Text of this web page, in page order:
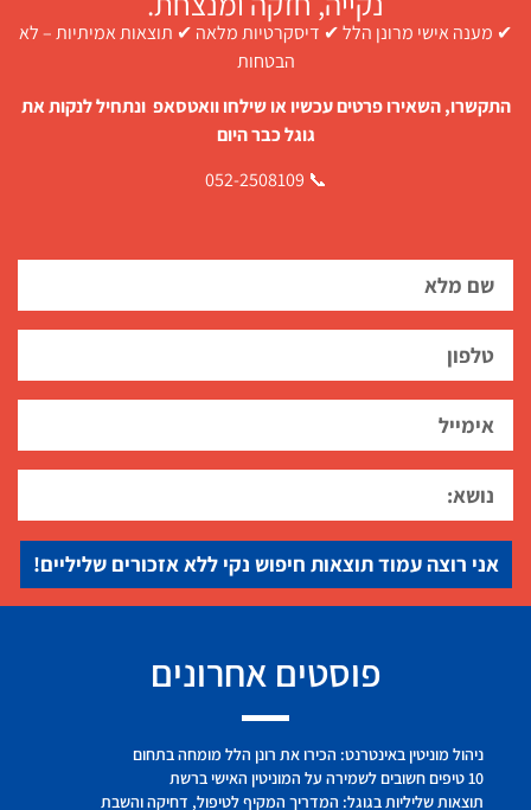
✔ מענה אישי מרונן הלל ✔ דיסקרטיות מלאה ✔ תוצאות אמיתיות – לא
הבטחות
התקשרו, השאירו פרטים עכשיו או שילחו וואטסאפ ונתחיל לנקות את
גוגל כבר היום
📞 052-2508109
אני רוצה עמוד תוצאות חיפוש נקי ללא אזכורים שליליים!
פוסטים אחרונים
ניהול מוניטין באינטרנט: הכירו את רונן הלל מומחה בתחום
10 טיפים חשובים לשמירה על המוניטין האישי ברשת
תוצאות שליליות בגוגל: המדריך המקיף לטיפול, דחיקה והשבת